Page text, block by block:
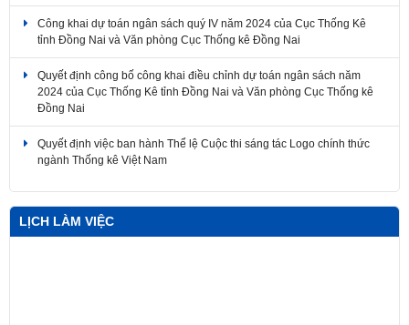
Công khai dự toán ngân sách quý IV năm 2024 của Cục Thống Kê
tỉnh Đồng Nai và Văn phòng Cục Thống kê Đồng Nai
Quyết định công bố công khai điều chỉnh dự toán ngân sách năm
2024 của Cục Thống Kê tỉnh Đồng Nai và Văn phòng Cục Thống kê
Đồng Nai
Quyết định việc ban hành Thể lệ Cuộc thi sáng tác Logo chính thức
ngành Thống kê Việt Nam
LỊCH LÀM VIỆC